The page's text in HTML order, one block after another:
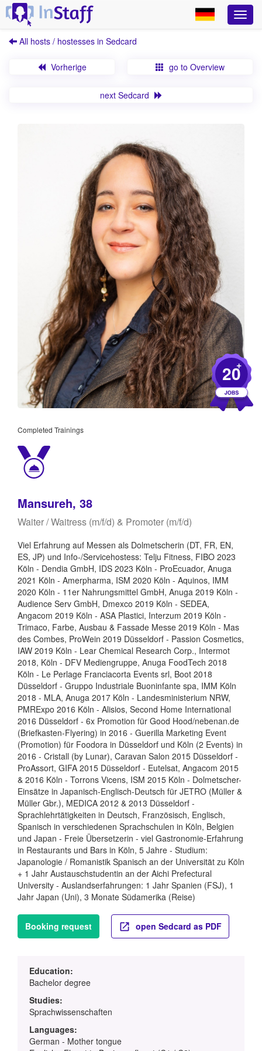
All hosts / hostesses in Sedcard
Vorherige go to Overview
next Sedcard
20
+
Completed Trainings
Mansureh, 38
Waiter / Waitress (m/f/d) & Promoter (m/f/d)
Viel Erfahrung auf Messen als Dolmetscherin (DT, FR, EN,
ES, JP) und Info-/Servicehostess: Telju Fitness, FIBO 2023
Köln - Dendia GmbH, IDS 2023 Köln - ProEcuador, Anuga
2021 Köln - Amerpharma, ISM 2020 Köln - Aquinos, IMM
2020 Köln - 11er Nahrungsmittel GmbH, Anuga 2019 Köln -
Audience Serv GmbH, Dmexco 2019 Köln - SEDEA,
Angacom 2019 Köln - ASA Plastici, Interzum 2019 Köln -
Trimaco, Farbe, Ausbau & Fassade Messe 2019 Köln - Mas
des Combes, ProWein 2019 Düsseldorf - Passion Cosmetics,
IAW 2019 Köln - Lear Chemical Research Corp., Intermot
2018, Köln - DFV Mediengruppe, Anuga FoodTech 2018
Köln - Le Perlage Franciacorta Events srl, Boot 2018
Düsseldorf - Gruppo Industriale Buoninfante spa, IMM Köln
2018 - MLA, Anuga 2017 Köln - Landesministerium NRW,
PMRExpo 2016 Köln - Alisios, Second Home International
2016 Düsseldorf - 6x Promotion für Good Hood/nebenan.de
(Briefkasten-Flyering) in 2016 - Guerilla Marketing Event
(Promotion) für Foodora in Düsseldorf und Köln (2 Events) in
2016 - Cristall (by Lunar), Caravan Salon 2015 Düsseldorf -
ProAssort, GIFA 2015 Düsseldorf - Eutelsat, Angacom 2015
& 2016 Köln - Torrons Vicens, ISM 2015 Köln - Dolmetscher-
Einsätze in Japanisch-Englisch-Deutsch für JETRO (Müller &
Müller Gbr.), MEDICA 2012 & 2013 Düsseldorf -
Sprachlehrtätigkeiten in Deutsch, Französisch, Englisch,
Spanisch in verschiedenen Sprachschulen in Köln, Belgien
und Japan - Freie Übersetzerin - viel Gastronomie-Erfahrung
in Restaurants und Bars in Köln, 5 Jahre - Studium:
Japanologie / Romanistik Spanisch an der Universität zu Köln
+ 1 Jahr Austauschstudentin an der Aichi Prefectural
University - Auslandserfahrungen: 1 Jahr Spanien (FSJ), 1
Jahr Japan (Uni), 3 Monate Südamerika (Reise)
Booking request open Sedcard as PDF
Education:
Bachelor degree
Studies:
Sprachwissenschaften
Languages:
German - Mother tongue